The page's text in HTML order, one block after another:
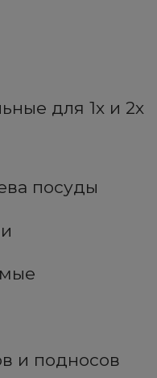
для 1х и 2х
посуды
и подносов